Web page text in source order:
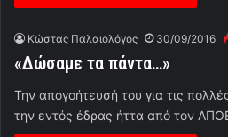
Κώστας Παλαιολόγος 30/09/2016
«Δώσαμε τα πάντα…»
Την απογοήτευσή του για τις
την εντός έδρας ήττα από τον